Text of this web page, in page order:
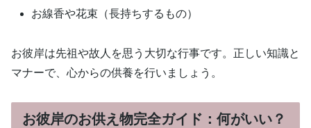
お線香や花束（長持ちするもの）
お彼岸は先祖や故人を思う大切な行事です。正しい知識と
マナーで、心からの供養を行いましょう。
お彼岸のお供え物完全ガイド：何がいい？